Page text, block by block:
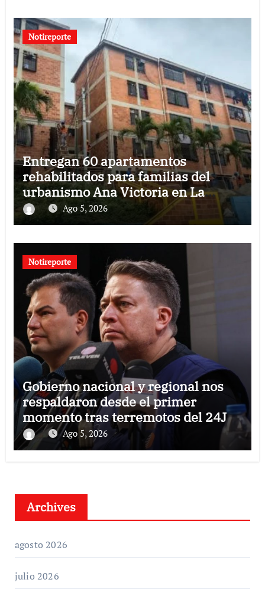
Notireporte
Entregan 60 apartamentos
rehabilitados para familias del
urbanismo Ana Victoria en La
GuairaAgo 5, 2026
Notireporte
Gobierno nacional y regional nos
respaldaron desde el primer
momento tras terremotos del 24J
Ago 5, 2026
Archives
agosto 2026
julio 2026